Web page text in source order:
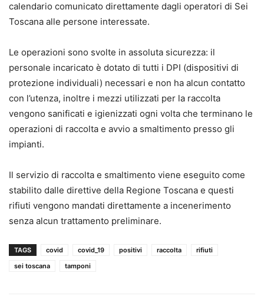
calendario comunicato direttamente dagli operatori di Sei
Toscana alle persone interessate.
Le operazioni sono svolte in assoluta sicurezza: il
personale incaricato è dotato di tutti i DPI (dispositivi di
protezione individuali) necessari e non ha alcun contatto
con l’utenza, inoltre i mezzi utilizzati per la raccolta
vengono sanificati e igienizzati ogni volta che terminano le
operazioni di raccolta e avvio a smaltimento presso gli
impianti.
Il servizio di raccolta e smaltimento viene eseguito come
stabilito dalle direttive della Regione Toscana e questi
rifiuti vengono mandati direttamente a incenerimento
senza alcun trattamento preliminare.
TAGS covid covid_19 positivi raccolta
rifiuti
sei toscana
tamponi